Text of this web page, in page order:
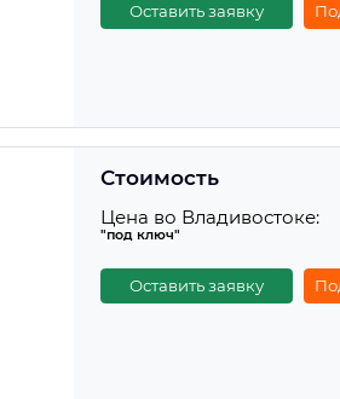
Оставить заявку
Стоимость
Цена во Владивостоке:
"под ключ"
Оставить заявку